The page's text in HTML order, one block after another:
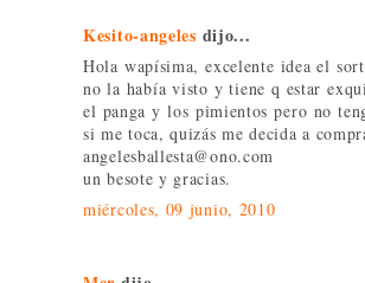
Kesito-angeles dijo...
Hola wapísima, excelente idea el
no la había visto y tiene q estar
el panga y los pimientos pero no
si me toca, quizás me decida a
angelesballesta@ono.com
un besote y gracias.
miércoles, 09 junio, 2010